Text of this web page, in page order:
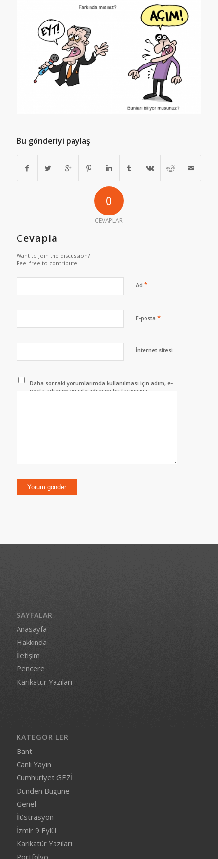
Bu gönderiyi paylaş
0
CEVAPLAR
Cevapla
Want to join the discussion?
Feel free to contribute!
Ad *
E-posta *
İnternet sitesi
Daha sonraki yorumlarımda kullanılması için adım, e-
posta adresim ve site adresim bu tarayıcıya
SAYFALAR
Anasayfa
Hakkında
İletişim
Pencere
Karikatür Yazıları
KATEGORILER
Bant
Canlı Yayın
Cumhuriyet GEZİ
Dünden Bugüne
Genel
İlüstrasyon
İzmir 9 Eylül
Karikatür Yazıları
Portfolyo